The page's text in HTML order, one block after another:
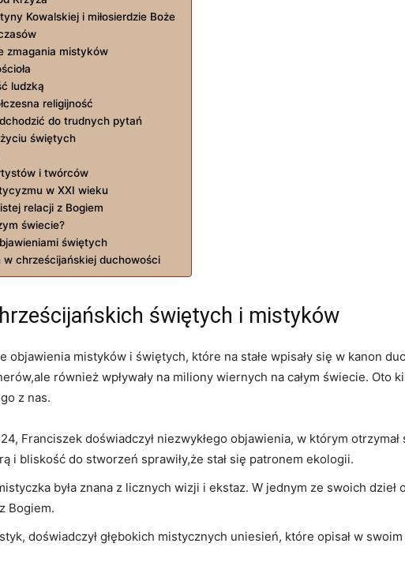
Kowalskiej i miłosierdzie Boże
zmagania mistyków
ludzką
religijność
do trudnych pytań
świętych
i twórców
w XXI wieku
relacji z Bogiem
świecie?
świętych
w chrześcijańskiej duchowości
świętych i mistyków
objawienia mistyków i świętych, które na stałe wpisały się w kanon
również wpływały na miliony wiernych na całym świecie. Oto
z nas.
Franciszek doświadczył niezwykłego objawienia, w którym
i bliskość do stworzeń sprawiły,że stał się patronem ekologii.
była znana z licznych wizji i ekstaz. W jednym ze swoich dzieł
Bogiem.
doświadczył głębokich mistycznych uniesień, które opisał w